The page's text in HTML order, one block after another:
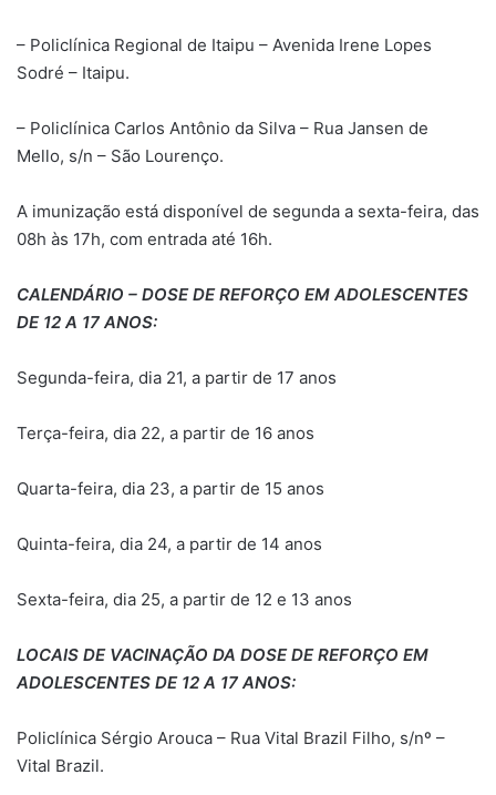
– Policlínica Regional de Itaipu – Avenida Irene Lopes
Sodré – Itaipu.
– Policlínica Carlos Antônio da Silva – Rua Jansen de
Mello, s/n – São Lourenço.
A imunização está disponível de segunda a sexta-feira, das
08h às 17h, com entrada até 16h.
CALENDÁRIO – DOSE DE REFORÇO EM ADOLESCENTES
DE 12 A 17 ANOS:
Segunda-feira, dia 21, a partir de 17 anos
Terça-feira, dia 22, a partir de 16 anos
Quarta-feira, dia 23, a partir de 15 anos
Quinta-feira, dia 24, a partir de 14 anos
Sexta-feira, dia 25, a partir de 12 e 13 anos
LOCAIS DE VACINAÇÃO DA DOSE DE REFORÇO EM
ADOLESCENTES DE 12 A 17 ANOS:
Policlínica Sérgio Arouca – Rua Vital Brazil Filho, s/nº –
Vital Brazil.